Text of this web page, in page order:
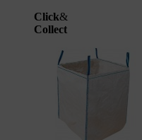
Click&
Collect